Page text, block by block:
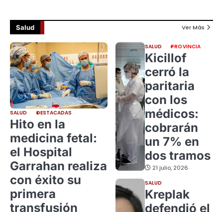
Salud Ver Más
SALUD DESTACADAS
Hito en la
medicina fetal:
el Hospital
Garrahan realiza
con éxito su
primera
transfusión
SALUD PROVINCIA
Kicillof
cerró la
paritaria
con los
médicos:
cobrarán
un 7% en
dos tramos
21 julio, 2026
SALUD
Kreplak
defendió el